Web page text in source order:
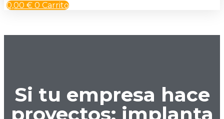
0,00 € 0 Carrito
Si tu empresa hace
proyectos: implanta